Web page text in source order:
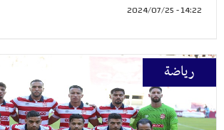
14:22 - 2024/07/25
رياضة